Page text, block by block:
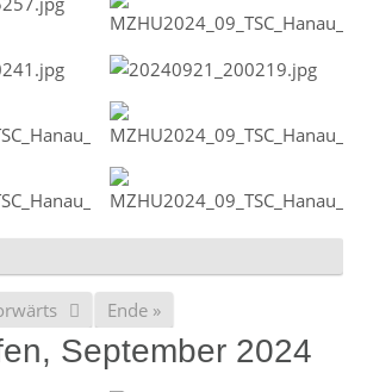
Ende »
September 2024